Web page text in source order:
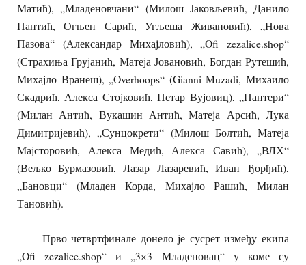
Матић), „Младеновчани“ (Милош Јаковљевић, Данило
Пантић, Огњен Сарић, Угљеша Живановић), „Нова
Пазова“ (Александар Михајловић), „Ofi zezalice.shop“
(Страхиња Грујанић, Матеја Јовановић, Богдан Рутешић,
Михајло Вранеш), „Overhoops“ (Gianni Muzadi, Михаило
Скадрић, Алекса Стојковић, Петар Вујовиц), „Пантери“
(Милан Антић, Вукашин Антић, Матеја Арсић, Лука
Димитријевић), „Сунцокрети“ (Милош Болтић, Матеја
Мајсторовић, Алекса Медић, Алекса Савић), „ВЛХ“
(Вељко Бурмазовић, Лазар Лазаревић, Иван Ђорђић),
„Бановци“ (Младен Корда, Михајло Рашић, Милан
Тановић).
Прво четвртфинале донело је сусрет између екипа
„Ofi zezalice.shop“ и „3×3 Младеновац“ у коме су